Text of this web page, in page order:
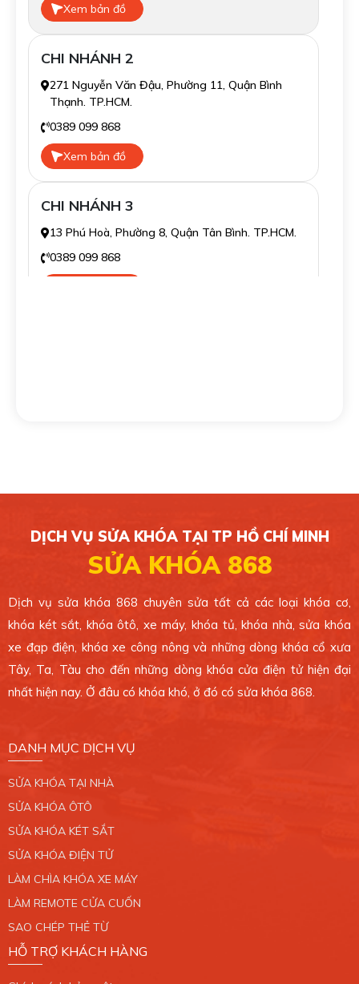
Xem bản đồ
CHI NHÁNH 2
271 Nguyễn Văn Đậu, Phường 11, Quận Bình
Thạnh. TP.HCM.
0389 099 868
Xem bản đồ
CHI NHÁNH 3
13 Phú Hoà, Phường 8, Quận Tân Bình. TP.HCM.
0389 099 868
Môn. TP.HCM.
0389 099 868
CHI NHÁNH 6
4 Ông Ích Khiêm, Phường 14, Quận 11. TP.HCM.
0389 099 868
CHI NHÁNH 7
765/2 Trần Xuân Soạn, Phường Tân Hưng, Quận
7. TP.HCM.
0389 099 868
Xem bản đồ
CHI NHÁNH 8
34/6 Liên Khu 4 - 5, Phường Bình Hưng Hòa B,
Quận Bình Tân. TP.HCM.
DỊCH VỤ SỬA KHÓA TẠI TP HỒ CHÍ MINH
SỬA KHÓA 868
Dịch vụ sửa khóa 868 chuyên sửa tất cả các loại khóa cơ,
khóa két sắt, khóa ôtô, xe máy, khóa tủ, khóa nhà, sửa khóa
xe đạp điện, khóa xe công nông và những dòng khóa cổ xưa
Tây, Ta, Tàu cho đến những dòng khóa cửa điện tử hiện đại
nhất hiện nay. Ở đâu có khóa khó, ở đó có sửa khóa 868.
DANH MỤC DỊCH VỤ
SỬA KHÓA TẠI NHÀ
SỬA KHÓA ÔTÔ
SỬA KHÓA KÉT SẮT
SỬA KHÓA ĐIỆN TỬ
LÀM CHÌA KHÓA XE MÁY
LÀM REMOTE CỬA CUỐN
SAO CHÉP THẺ TỪ
HỖ TRỢ KHÁCH HÀNG